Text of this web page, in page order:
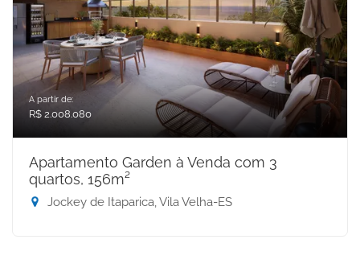
A partir de:
R$ 2.008.080
Apartamento Garden à Venda com 3
quartos, 156m²
Jockey de Itaparica, Vila Velha-ES